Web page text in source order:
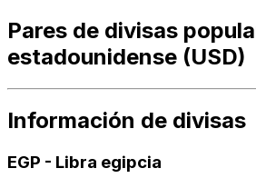
Pares de divisas
estadounidense (USD)
Información de divisas
EGP - Libra egipcia